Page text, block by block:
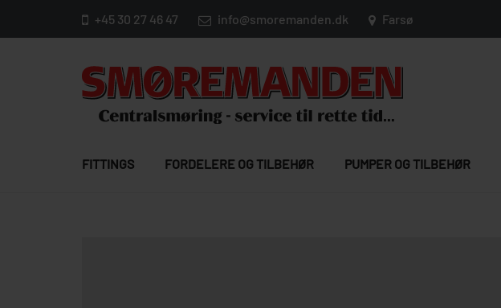
+45 30 27 46 47 info@smoremanden.dk Farsø
FITTINGS FORDELERE OG TILBEHØR PUMPER OG TILBEHØR